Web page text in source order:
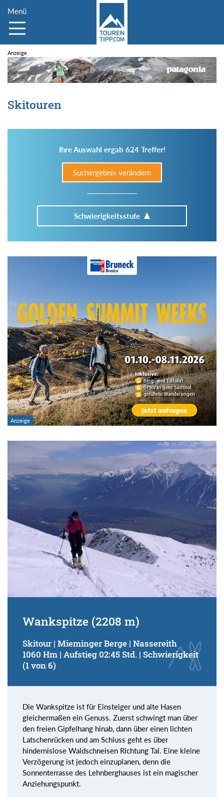
Menü
Skitouren
Ihre Auswahl ergab 624 Treffer!
Suchergebnis verändern
Schwierigkeitsstufe
Im Tourenarchiv suchen
Region:
Gebirge:
Art der Tour:
Schwierigkeitsgrad:
von
Kondition (Tourdauer):
von
Suchbegriff:
Wankspitze (2208 m)
Skitour | Mieminger Berge | Nassereith
1060 Hm | Aufstieg 02:45 Std. | Schwierigkeit
(1 von 6)
Die Wankspitze ist für Einsteiger und alte Hasen
gleichermaßen ein Genuss. Zuerst schwingt man über
den freien Gipfelhang hinab, dann über einen lichten
Latschenrücken und am Schluss geht es über
hindernislose Waldschneisen Richtung Tal. Eine kleine
Verzögerung ist jedoch einzuplanen, denn die
Sonnenterrasse des Lehnberghauses ist ein magischer
Anziehungspunkt.